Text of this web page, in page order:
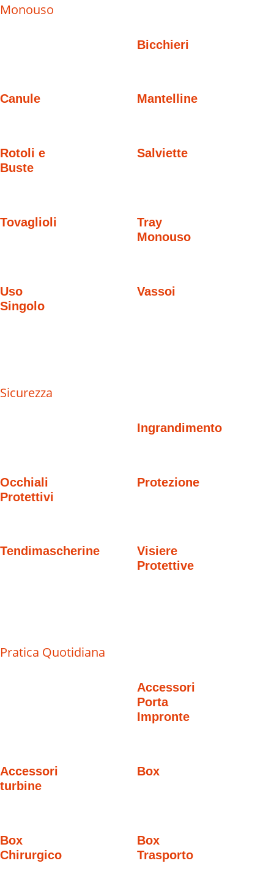
Monouso
Bicchieri
Canule Mantelline
Rotoli e
Buste
Salviette
Tovaglioli
Tray
Monouso
Uso
Singolo
Vassoi
Sicurezza
Ingrandimento
Occhiali
Protettivi
Protezione
Tendimascherine
Visiere
Protettive
Pratica Quotidiana
Accessori
Porta
Impronte
Accessori
turbine
Box
Box
Chirurgico
Box
Trasporto